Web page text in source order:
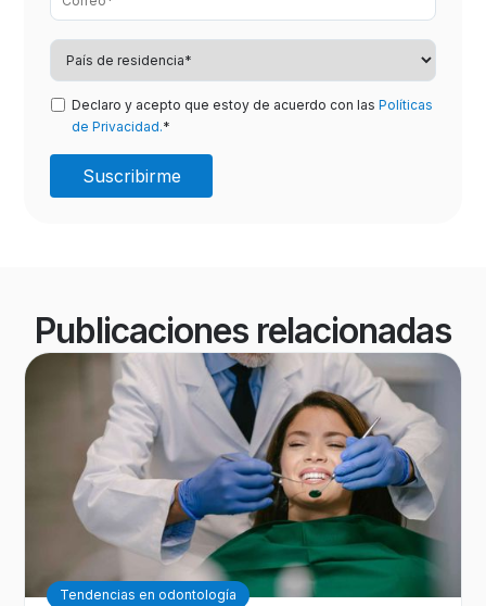
Declaro y acepto que estoy de acuerdo con lasPolíticas
de Privacidad.*
Publicaciones relacionadas
Tendencias en odontología